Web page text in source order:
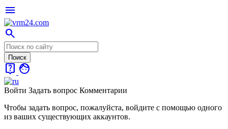
menu
search
live_help face
Войти Задать вопрос Комментарии
Чтобы задать вопрос, пожалуйста, войдите с помощью одного
из ваших существующих аккаунтов.